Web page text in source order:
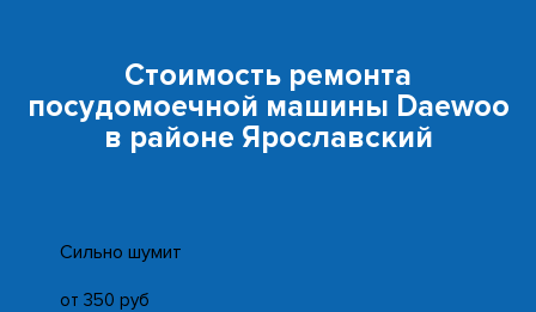
Стоимость ремонта
посудомоечной машины Daewoo
в районе Ярославский
Cильно шумит
от 350 руб